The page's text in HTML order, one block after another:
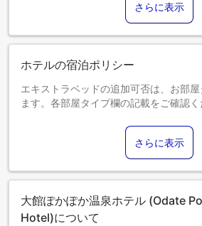
さらに表示
ホテルの宿泊ポリシー
エキストラベッドの追加可否は、お部
ます。各部屋タイプ欄の記載をご確認く
さらに表示
大館ぽかぽか温泉ホテル (Odate
Hotel)について